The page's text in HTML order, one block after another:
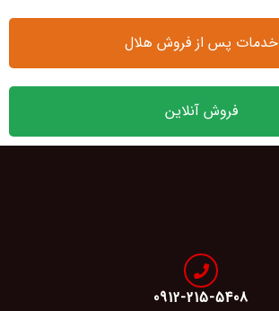
خدمات پس از فروش هلال
فروش آنلاین
0912-215-5408